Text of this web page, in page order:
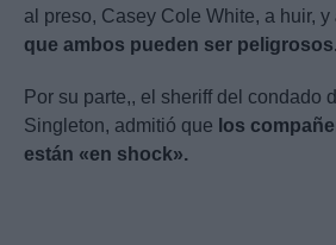
al preso, Casey Cole White, a huir, y
que ambos pueden ser peligrosos.
Por su parte,, el sheriff del condado
Singleton, admitió que los
están «en shock».